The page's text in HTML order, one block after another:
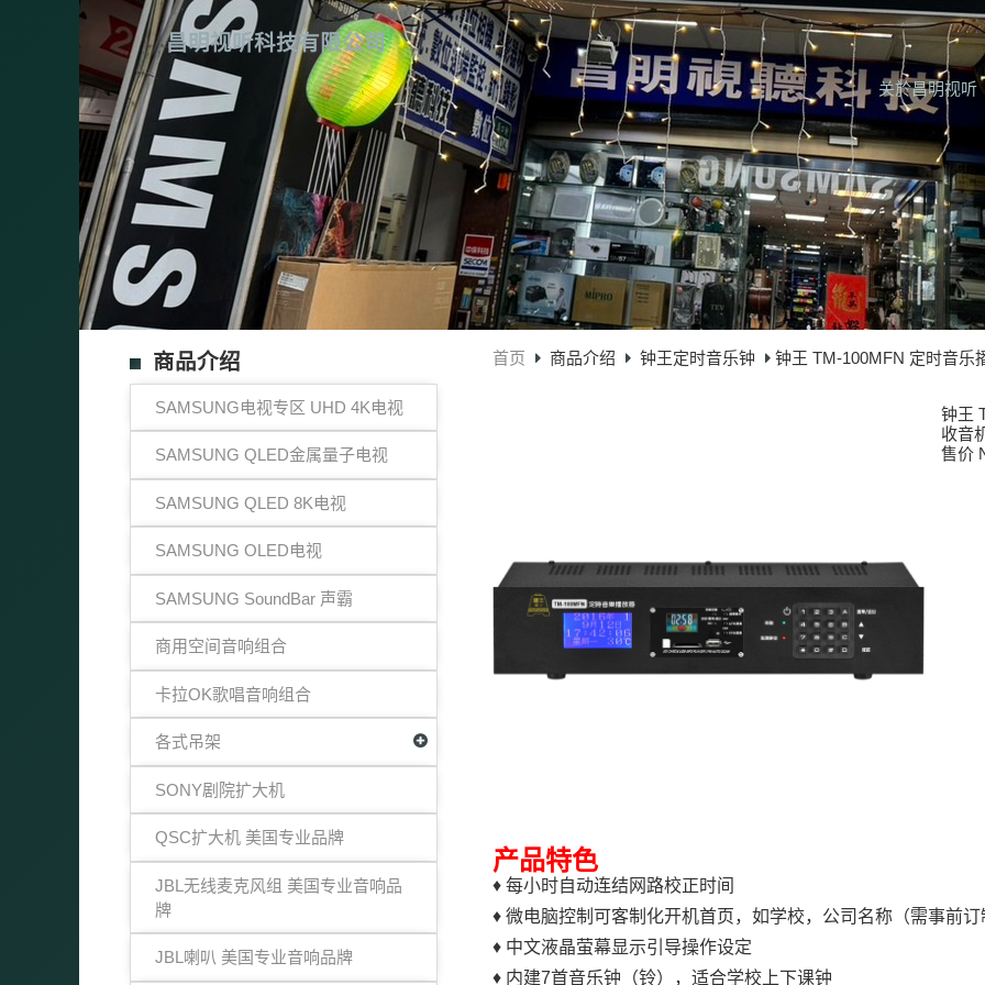
昌明视听科技有限公司
关於昌明视听
商品介绍
SAMSUNG电视专区 UHD 4K电视
SAMSUNG QLED金属量子电视
SAMSUNG QLED 8K电视
SAMSUNG OLED电视
SAMSUNG SoundBar 声霸
商用空间音响组合
卡拉OK歌唱音响组合
各式吊架
SONY剧院扩大机
QSC扩大机 美国专业品牌
JBL无线麦克风组 美国专业音响品
牌
JBL喇叭 美国专业音响品牌
首页 商品介绍 钟王定时音乐钟 钟王 TM-100MFN 定时音乐
钟王
收音
售价
产品特色
♦ 每小时自动连结网路校正时间
♦ 微电脑控制可客制化开机首页，如学校，公司名称（需事前订
♦ 中文液晶萤幕显示引导操作设定
♦ 内建7首音乐钟（铃），适合学校上下课钟